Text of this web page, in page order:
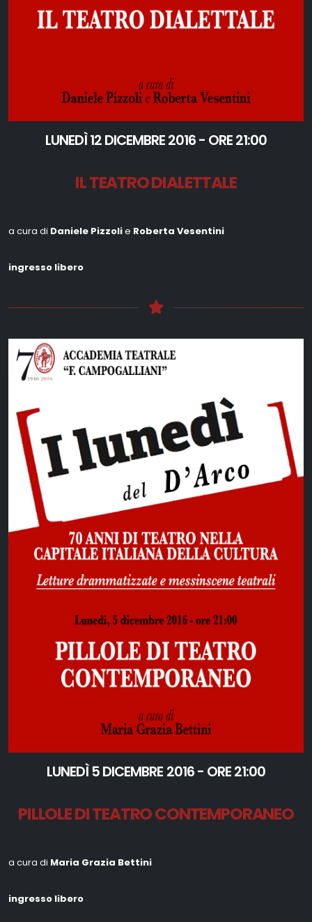
LUNEDÌ 12 DICEMBRE 2016 - ORE 21:00
IL TEATRO DIALETTALE
a cura di Daniele Pizzolie Roberta Vesentini
ingresso libero
LUNEDÌ 5 DICEMBRE 2016 - ORE 21:00
PILLOLE DI TEATRO CONTEMPORANEO
a cura di Maria Grazia Bettini
ingresso libero